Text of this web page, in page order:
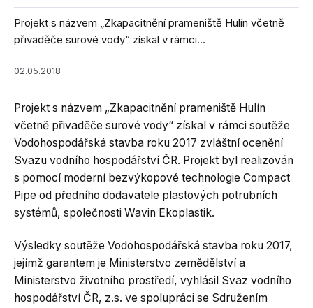
Projekt s názvem „Zkapacitnění prameniště Hulín včetně
přivaděče surové vody“ získal v rámci...
02.05.2018
Projekt s názvem „Zkapacitnění prameniště Hulín
včetně přivaděče surové vody“ získal v rámci soutěže
Vodohospodářská stavba roku 2017 zvláštní ocenění
Svazu vodního hospodářství ČR. Projekt byl realizován
s pomocí moderní bezvýkopové technologie Compact
Pipe od předního dodavatele plastových potrubních
systémů, společnosti Wavin Ekoplastik.
Výsledky soutěže Vodohospodářská stavba roku 2017,
jejímž garantem je Ministerstvo zemědělství a
Ministerstvo životního prostředí, vyhlásil Svaz vodního
hospodářství ČR, z.s. ve spolupráci se Sdružením